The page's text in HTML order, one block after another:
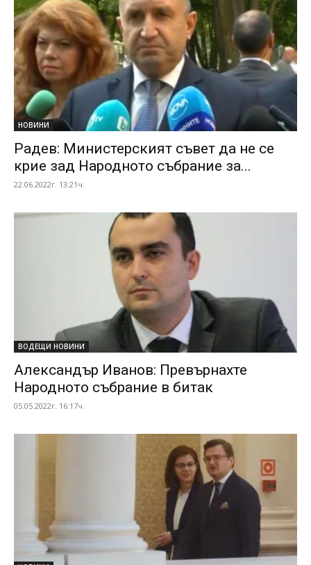
НОВИНИ
Радев: Министерският съвет да не се
крие зад Народното събрание за...
22.06.2022г. 13:21ч.
ВОДЕЩИ НОВИНИ
Александър Иванов: Превърнахте
Народното събрание в битак
05.05.2022г. 16:17ч.